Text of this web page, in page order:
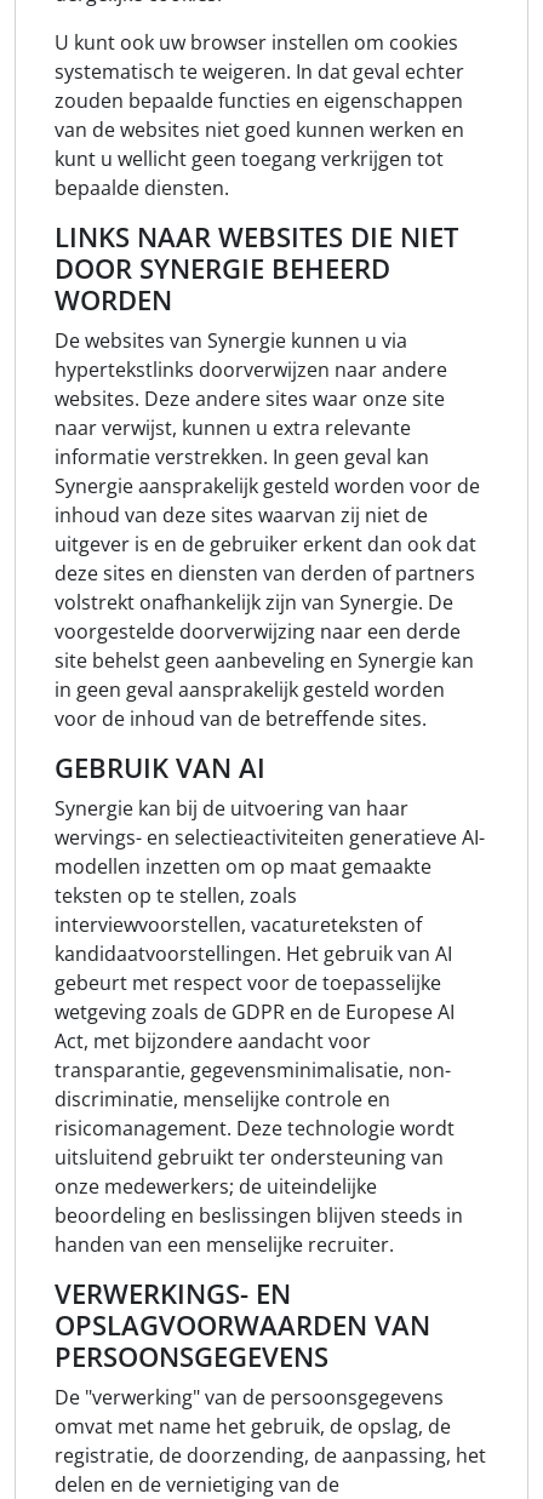
U kunt ook uw browser instellen om cookies
systematisch te weigeren. In dat geval echter
zouden bepaalde functies en eigenschappen
van de websites niet goed kunnen werken en
kunt u wellicht geen toegang verkrijgen tot
bepaalde diensten.
LINKS NAAR WEBSITES DIE NIET
DOOR SYNERGIE BEHEERD
WORDEN
De websites van Synergie kunnen u via
hypertekstlinks doorverwijzen naar andere
websites. Deze andere sites waar onze site
naar verwijst, kunnen u extra relevante
informatie verstrekken. In geen geval kan
Synergie aansprakelijk gesteld worden voor de
inhoud van deze sites waarvan zij niet de
uitgever is en de gebruiker erkent dan ook dat
deze sites en diensten van derden of partners
volstrekt onafhankelijk zijn van Synergie. De
voorgestelde doorverwijzing naar een derde
site behelst geen aanbeveling en Synergie kan
in geen geval aansprakelijk gesteld worden
voor de inhoud van de betreffende sites.
GEBRUIK VAN AI
Synergie kan bij de uitvoering van haar
wervings- en selectieactiviteiten generatieve AI-
modellen inzetten om op maat gemaakte
teksten op te stellen, zoals
interviewvoorstellen, vacatureteksten of
kandidaatvoorstellingen. Het gebruik van AI
gebeurt met respect voor de toepasselijke
wetgeving zoals de GDPR en de Europese AI
Act, met bijzondere aandacht voor
transparantie, gegevensminimalisatie, non-
discriminatie, menselijke controle en
risicomanagement. Deze technologie wordt
uitsluitend gebruikt ter ondersteuning van
onze medewerkers; de uiteindelijke
beoordeling en beslissingen blijven steeds in
handen van een menselijke recruiter.
VERWERKINGS- EN
OPSLAGVOORWAARDEN VAN
PERSOONSGEGEVENS
De "verwerking" van de persoonsgegevens
omvat met name het gebruik, de opslag, de
registratie, de doorzending, de aanpassing, het
delen en de vernietiging van de